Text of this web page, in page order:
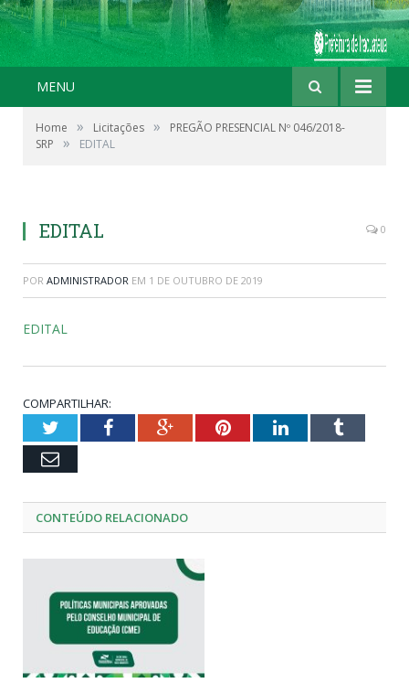
MENU
Home » Licitações »
PREGÃO PRESENCIAL Nº 046/2018-
SRP
» EDITAL
EDITAL 0
POR ADMINISTRADOR EM 1 DE OUTUBRO DE 2019
EDITAL
COMPARTILHAR:
TwitterFacebookGoogle+PinterestLinkedInTumblr
Email
CONTEÚDO RELACIONADO